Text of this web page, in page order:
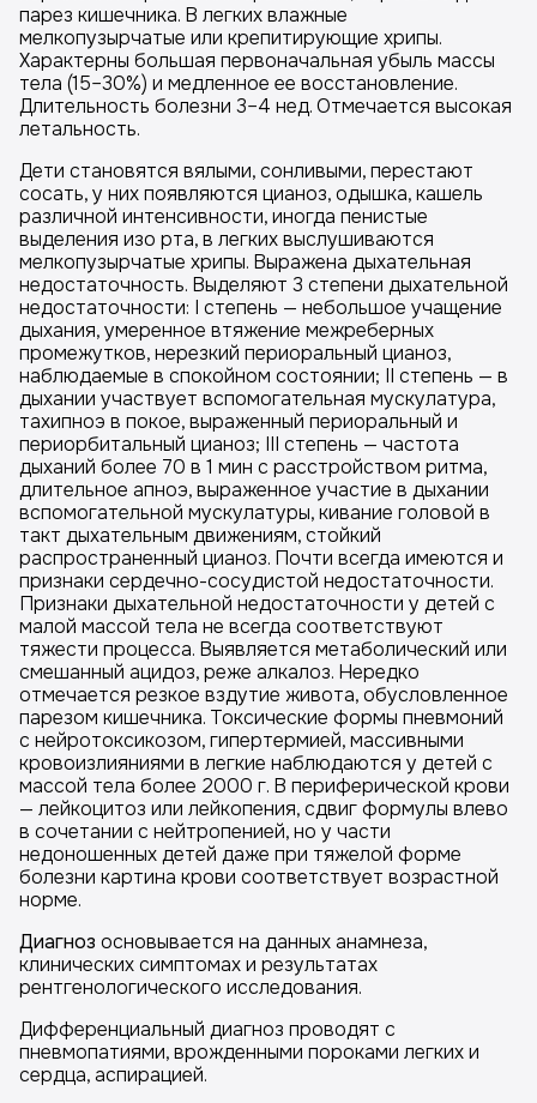
парез кишечника. В легких влажные
мелкопузырчатые или крепитирующие хрипы.
Характерны большая первоначальная убыль массы
тела (15–30%) и медленное ее восстановление.
Длительность болезни 3–4 нед. Отмечается высокая
летальность.
Дети становятся вялыми, сонливыми, перестают
сосать, у них появляются цианоз, одышка, кашель
различной интенсивности, иногда пенистые
выделения изо рта, в легких выслушиваются
мелкопузырчатые хрипы. Выражена дыхательная
недостаточность. Выделяют 3 степени дыхательной
недостаточности: I степень — небольшое учащение
дыхания, умеренное втяжение межреберных
промежутков, нерезкий периоральный цианоз,
наблюдаемые в спокойном состоянии; II степень — в
дыхании участвует вспомогательная мускулатура,
тахипноэ в покое, выраженный периоральный и
периорбитальный цианоз; III степень — частота
дыханий более 70 в 1 мин с расстройством ритма,
длительное апноэ, выраженное участие в дыхании
вспомогательной мускулатуры, кивание головой в
такт дыхательным движениям, стойкий
распространенный цианоз. Почти всегда имеются и
признаки сердечно-сосудистой недостаточности.
Признаки дыхательной недостаточности у детей с
малой массой тела не всегда соответствуют
тяжести процесса. Выявляется метаболический или
смешанный ацидоз, реже алкалоз. Нередко
отмечается резкое вздутие живота, обусловленное
парезом кишечника. Токсические формы пневмоний
с нейротоксикозом, гипертермией, массивными
кровоизлияниями в легкие наблюдаются у детей с
массой тела более 2000 г. В периферической крови
— лейкоцитоз или лейкопения, сдвиг формулы влево
в сочетании с нейтропенией, но у части
недоношенных детей даже при тяжелой форме
болезни картина крови соответствует возрастной
норме.
Диагноз основывается на данных анамнеза,
клинических симптомах и результатах
рентгенологического исследования.
Дифференциальный диагноз проводят с
пневмопатиями, врожденными пороками легких и
сердца, аспирацией.